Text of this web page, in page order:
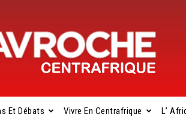
Et Débats Vivre En Centrafrique L’